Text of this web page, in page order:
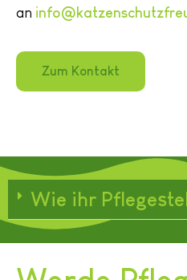
an
Zum Kontakt
Wie ihr